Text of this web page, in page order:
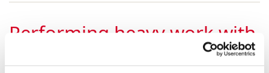
Performing heavy work with